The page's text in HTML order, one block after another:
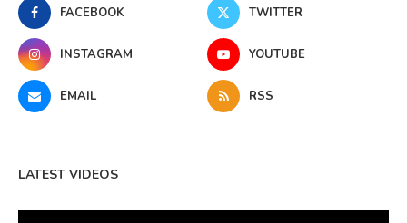
FACEBOOK TWITTER
INSTAGRAM YOUTUBE
EMAIL RSS
LATEST VIDEOS